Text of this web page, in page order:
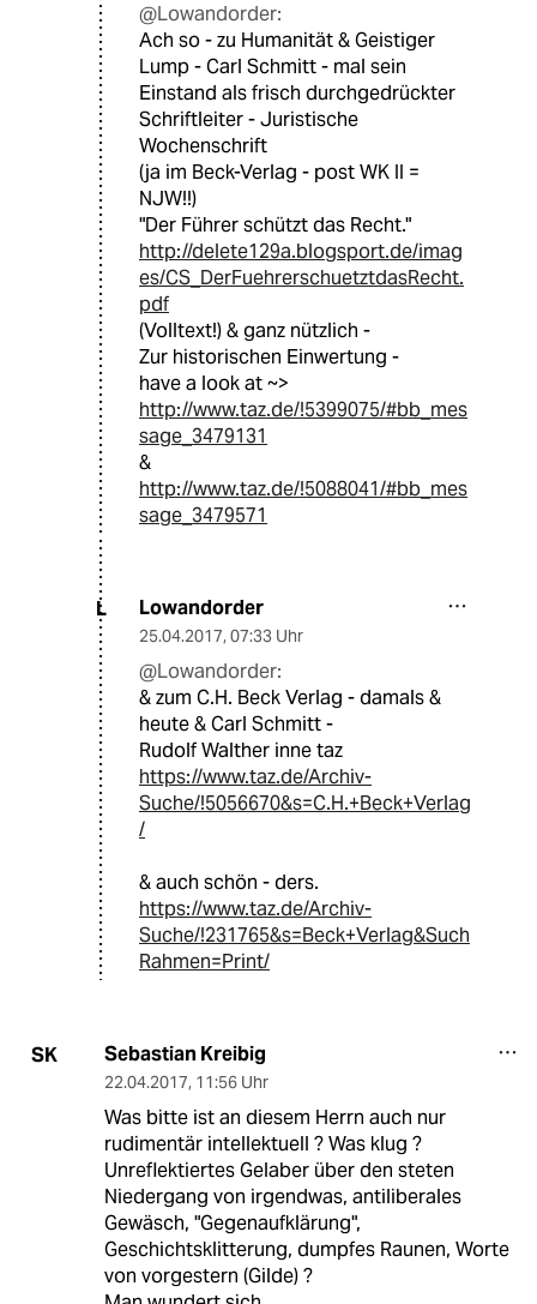
@Lowandorder:
Ach so - zu Humanität & Geistiger
Lump - Carl Schmitt - mal sein
Einstand als frisch durchgedrückter
Schriftleiter - Juristische
Wochenschrift
(ja im Beck-Verlag - post WK II =
NJW!!)
"Der Führer schützt das Recht."
http://delete129a.blogsport.de/imag
es/CS_DerFuehrerschuetztdasRecht.
pdf
(Volltext!) & ganz nützlich -
Zur historischen Einwertung -
have a look at ~>
http://www.taz.de/!5399075/#bb_mes
sage_3479131
&
http://www.taz.de/!5088041/#bb_mes
sage_3479571
L Lowandorder
25.04.2017, 07:33 Uhr
@Lowandorder:
& zum C.H. Beck Verlag - damals &
heute & Carl Schmitt -
Rudolf Walther inne taz
https://www.taz.de/Archiv-
Suche/!5056670&s=C.H.+Beck+Verlag
/
& auch schön - ders.
https://www.taz.de/Archiv-
Suche/!231765&s=Beck+Verlag&Such
Rahmen=Print/
SK Sebastian Kreibig
22.04.2017, 11:56 Uhr
Was bitte ist an diesem Herrn auch nur
rudimentär intellektuell ? Was klug ?
Unreflektiertes Gelaber über den steten
Niedergang von irgendwas, antiliberales
Gewäsch, "Gegenaufklärung",
Geschichtsklitterung, dumpfes Raunen, Worte
von vorgestern (Gilde) ?